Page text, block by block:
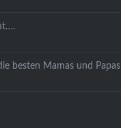
besten Mamas und Papas